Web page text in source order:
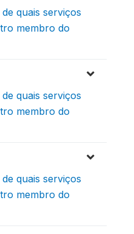
quais serviços
membro do
quais serviços
membro do
quais serviços
membro do